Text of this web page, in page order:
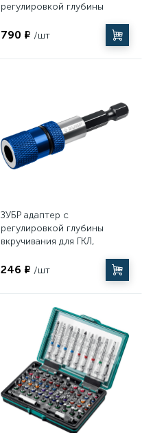
регулировкой глубины
(26764)
790 ₽ /шт
ЗУБР адаптер с
регулировкой глубины
вкручивания для ГКЛ,
246 ₽ /шт